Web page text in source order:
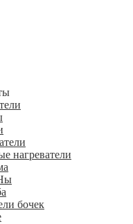
нагреватели
бочек